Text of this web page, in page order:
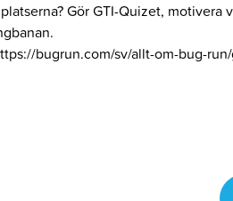
Gör GTI-Quizet,
bugrun.com/sv/allt-om-bug-